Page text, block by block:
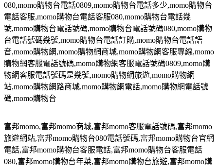
080,momo購物台電話0809,momo購物台電話多少,momo購物台
電話客服,momo購物台電話客服080,momo購物台電話幾
號,momo購物台電話號碼,momo購物台電話號碼080,momo購物
台電話號碼幾號,momo購物台電話訂購,momo購物台電話語
音,momo購物網,momo購物網商城,momo購物網客服專線,momo
購物網客服電話號碼,momo購物網客服電話號碼0809,momo購
物網客服電話號碼是幾號,momo購物網旅遊,momo購物網
站,momo購物網路商城,momo購物網電話,momo購物網電話號
碼,momo購物台
富邦momo,富邦momo商城,富邦momo客服電話號碼,富邦momo
旅遊網站,富邦momo購物台080電話號碼,富邦momo購物台官網
電話,富邦momo購物台客服電話,富邦momo購物台客服電話
080,富邦momo購物台年菜,富邦momo購物台旅遊,富邦momo購